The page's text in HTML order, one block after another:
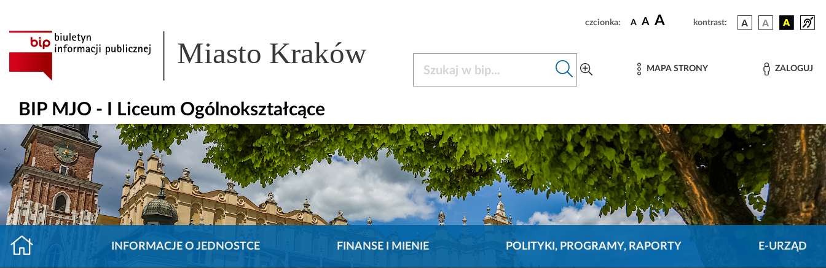
czcionka: A A A kontrast:
Miasto Kraków MAPA STRONY ZALOGUJ
BIP MJO - I Liceum Ogólnokształcące
INFORMACJE O JEDNOSTCE FINANSE I MIENIE POLITYKI, PROGRAMY, RAPORTY E-URZĄD